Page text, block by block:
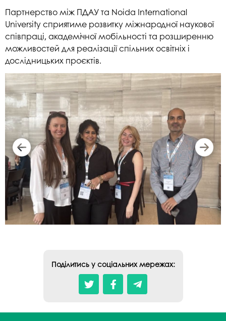
Партнерство між ПДАУ та Noida International
University сприятиме розвитку міжнародної наукової
співпраці, академічної мобільності та розширенню
можливостей для реалізації спільних освітніх і
дослідницьких проєктів.
Поділитись у соціальних мережах: